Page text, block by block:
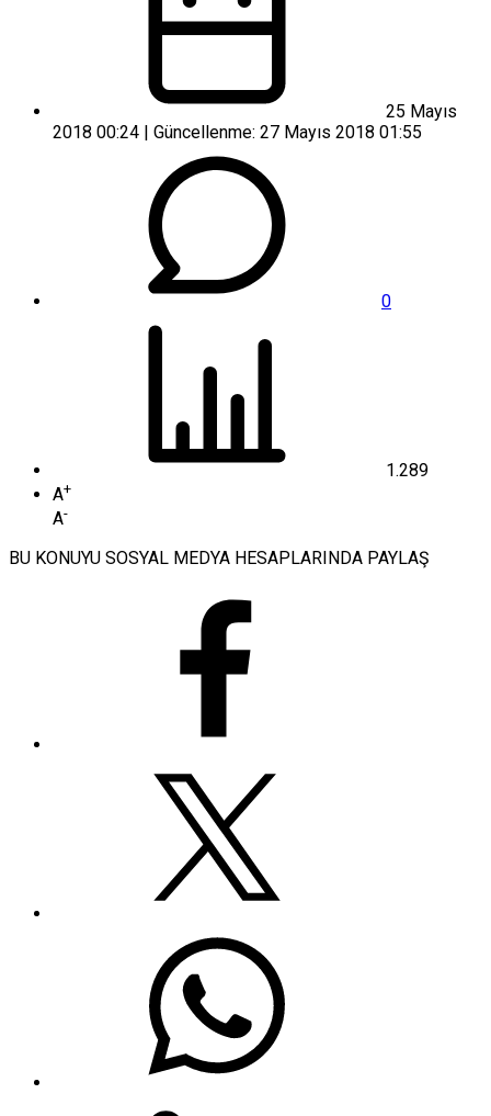
25 Mayıs
2018 00:24 | Güncellenme: 27 Mayıs 2018 01:55
0
1.289
A+
A-
BU KONUYU SOSYAL MEDYA HESAPLARINDA PAYLAŞ